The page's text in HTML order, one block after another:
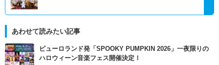
あわせて読みたい記事
ピューロランド発「SPOOKY PUMPKIN 2026」一夜限りの
ハロウィーン音楽フェス開催決定！